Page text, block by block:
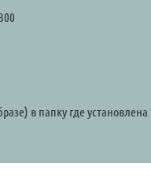
в папку где установлена